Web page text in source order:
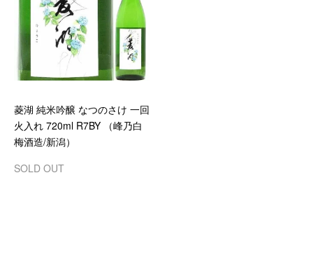
菱湖 純米吟醸 なつのさけ 一回
火入れ 720ml R7BY （峰乃白
梅酒造/新潟）
SOLD OUT